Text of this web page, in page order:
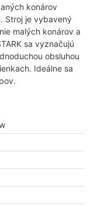
konárov
Stroj je vybavený
malých konárov a
sa vyznačujú
obsluhou
Ideálne sa